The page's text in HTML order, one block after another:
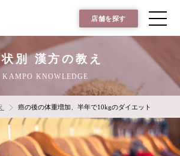
店舗を探す
別 漢方の教え
KAMPO KNOWLEDGE
癌の後の体重増加、半年で10kgのダイエット